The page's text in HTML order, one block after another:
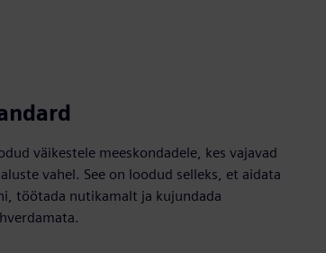
väikestele meeskondadele, kes vajavad
vahel. See on loodud selleks, et aidata
töötada nutikamalt ja kujundada